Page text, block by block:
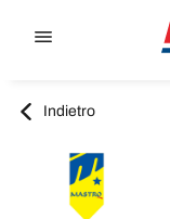
Indietro